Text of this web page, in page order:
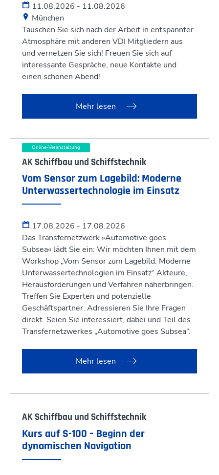
11.08.2026 - 11.08.2026
München
Tauschen Sie sich nach der Arbeit in entspannter
Atmosphäre mit anderen VDI Mitgliedern aus
und vernetzen Sie sich! Freuen Sie sich auf
interessante Gespräche, neue Kontakte und
einen schönen Abend!
Mehr lesen
Online-Veranstaltung
AK Schiffbau und Schiffstechnik
Vom Sensor zum Lagebild: Moderne
Unterwassertechnologie im Einsatz
17.08.2026 - 17.08.2026
Das Transfernetzwerk »Automotive goes
Subsea« lädt Sie ein: Wir möchten Ihnen mit dem
Workshop „Vom Sensor zum Lagebild: Moderne
Unterwassertechnologien im Einsatz“ Akteure,
Herausforderungen und Verfahren näherbringen.
Treffen Sie Experten und potenzielle
Geschäftspartner. Adressieren Sie Ihre Fragen
direkt. Seien Sie interessiert, dabei und Teil des
Transfernetzwerkes „Automotive goes Subsea“.
Mehr lesen
AK Schiffbau und Schiffstechnik
Kurs auf S-100 – Beginn der
dynamischen Navigation